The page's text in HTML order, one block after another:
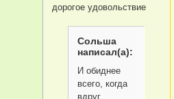
дорогое удовольствие
Сольша
написал(а):
И обиднее
всего, когда
вдруг